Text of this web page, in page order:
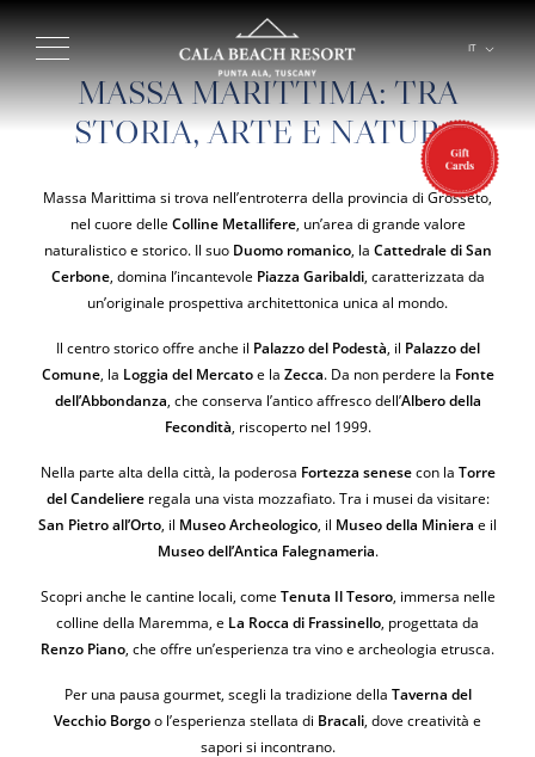
IT
MASSA MARITTIMA: TRA
STORIA, ARTE E NATURA
Massa Marittima si trova nell’entroterra della provincia di Grosseto,
nel cuore delle Colline Metallifere, un’area di grande valore
naturalistico e storico. Il suo Duomo romanico, la Cattedrale di San
Cerbone, domina l’incantevole Piazza Garibaldi, caratterizzata da
un’originale prospettiva architettonica unica al mondo.
Il centro storico offre anche il Palazzo del Podestà , il Palazzo del
Comune, la Loggia del Mercatoe la Zecca. Da non perdere la Fonte
dell’Abbondanza , che conserva l’antico affresco dell’Albero della
Fecondità , riscoperto nel 1999.
Nella parte alta della città, la poderosa Fortezza senesecon la Torre
del Candeliereregala una vista mozzafiato. Tra i musei da visitare:
San Pietro all’Orto , il Museo Archeologico , il Museo della Miniera e il
Museo dell’Antica Falegnameria.
Scopri anche le cantine locali, come Tenuta Il Tesoro, immersa nelle
colline della Maremma, e La Rocca di Frassinello , progettata da
Renzo Piano , che offre un’esperienza tra vino e archeologia etrusca.
Per una pausa gourmet, scegli la tradizione della Taverna del
Vecchio Borgoo l’esperienza stellata di Bracali , dove creatività e
sapori si incontrano.